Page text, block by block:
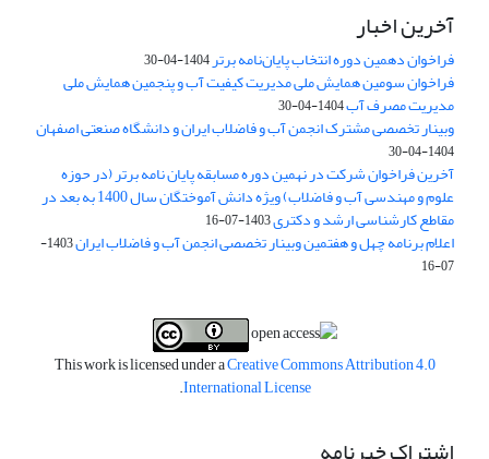
آخرین اخبار
فراخوان دهمین دوره انتخاب پایان‌نامه برتر1404-04-30
فراخوان سومین همایش ملی مدیریت کیفیت آب و پنجمین همایش ملی
مدیریت مصرف آب1404-04-30
وبینار تخصصی مشترک انجمن آب و فاضلاب ایران و دانشگاه صنعتی اصفهان
1404-04-30
آخرین فراخوان شرکت در نهمین دوره مسابقه پایان نامه برتر (در حوزه
علوم و مهندسی آب و فاضلاب) ویژه دانش آموختگان سال 1400 به بعد در
مقاطع کارشناسی ارشد و دکتری1403-07-16
اعلام برنامه چهل و هفتمین وبینار تخصصی انجمن آب و فاضلاب ایران
1403-
07-16
This work is licensed under aCreative Commons Attribution 4.0
International License
.